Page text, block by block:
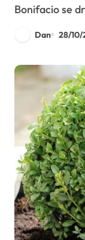
Bonifacio se
Dan 28/